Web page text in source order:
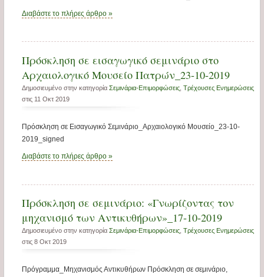
Διαβάστε το πλήρες άρθρο »
Πρόσκληση σε εισαγωγικό σεμινάριο στο
Αρχαιολογικό Μουσείο Πατρών_23-10-2019
Δημοσιευμένο στην κατηγορία Σεμινάρια-Επιμορφώσεις, Τρέχουσες Ενημερώσεις
στις 11 Οκτ 2019
Πρόσκληση σε Εισαγωγικό Σεμινάριο_Αρχαιολογικό Μουσείο_23-10-
2019_signed
Διαβάστε το πλήρες άρθρο »
Πρόσκληση σε σεμινάριο: «Γνωρίζοντας τον
μηχανισμό των Αντικυθήρων»_17-10-2019
Δημοσιευμένο στην κατηγορία Σεμινάρια-Επιμορφώσεις, Τρέχουσες Ενημερώσεις
στις 8 Οκτ 2019
Πρόγραμμα_Μηχανισμός Αντικυθήρων Πρόσκληση σε σεμινάριο,